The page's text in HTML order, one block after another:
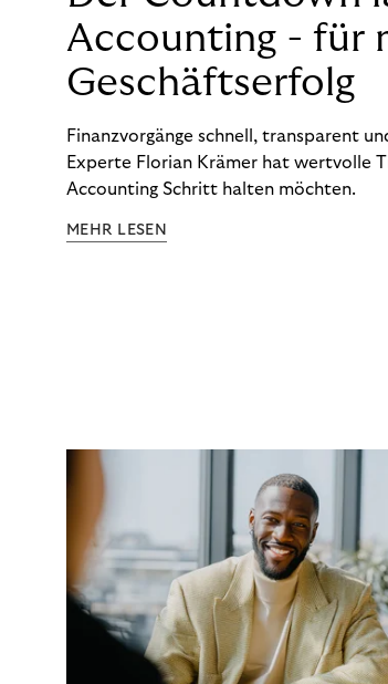
Accounting - für
Geschäftserfolg
Finanzvorgänge schnell, transparent
Experte Florian Krämer hat wertvolle
Accounting Schritt halten möchten.
MEHR LESEN